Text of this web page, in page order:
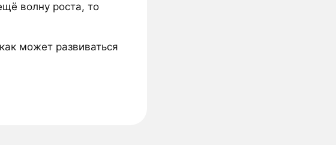
волну роста, то
может развиваться